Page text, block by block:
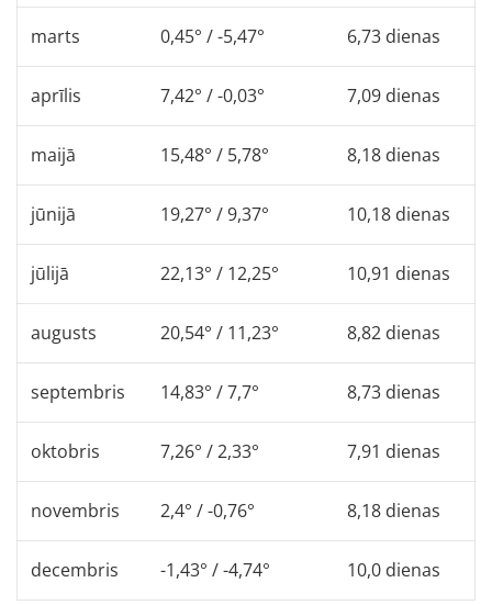
marts 0,45° / -5,47° 6,73 dienas
aprīlis 7,42° / -0,03° 7,09 dienas
maijā 15,48° / 5,78° 8,18 dienas
jūnijā 19,27° / 9,37° 10,18 dienas
jūlijā 22,13° / 12,25° 10,91 dienas
augusts 20,54° / 11,23° 8,82 dienas
septembris 14,83° / 7,7° 8,73 dienas
oktobris 7,26° / 2,33° 7,91 dienas
novembris 2,4° / -0,76° 8,18 dienas
decembris -1,43° / -4,74° 10,0 dienas